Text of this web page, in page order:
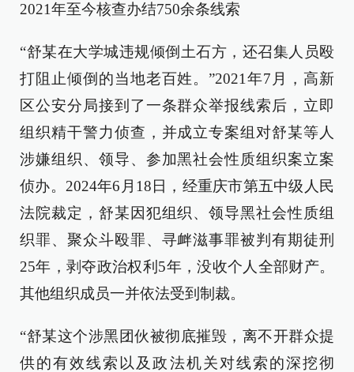
2021年至今核查办结750余条线索
“舒某在大学城违规倾倒土石方，还召集人员殴
打阻止倾倒的当地老百姓。”2021年7月，高新
区公安分局接到了一条群众举报线索后，立即
组织精干警力侦查，并成立专案组对舒某等人
涉嫌组织、领导、参加黑社会性质组织案立案
侦办。2024年6月18日，经重庆市第五中级人民
法院裁定，舒某因犯组织、领导黑社会性质组
织罪、聚众斗殴罪、寻衅滋事罪被判有期徒刑
25年，剥夺政治权利5年，没收个人全部财产。
其他组织成员一并依法受到制裁。
“舒某这个涉黑团伙被彻底摧毁，离不开群众提
供的有效线索以及政法机关对线索的深挖彻